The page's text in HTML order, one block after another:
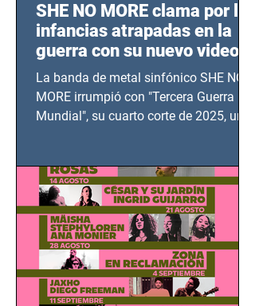
SHE NO MORE clama por las
infancias atrapadas en la
guerra con su nuevo video
TERCERA GUERRA
MUNDIAL
La banda de metal sinfónico SHE NO
MORE irrumpió con "Tercera Guerra
Mundial", su cuarto corte de 2025, un
bélicos.